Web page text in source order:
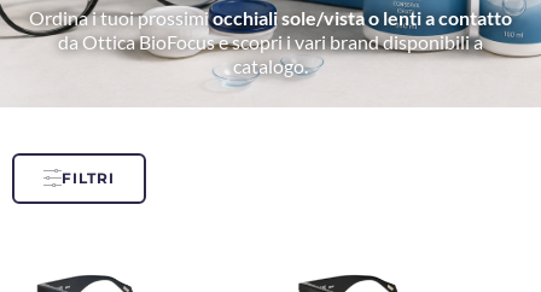
Ordina i tuoi prossimiocchiali sole/vista o lenti a contatto
da Ottica BioFocus e scopri i vari brand disponibili a
catalogo.
FILTRI